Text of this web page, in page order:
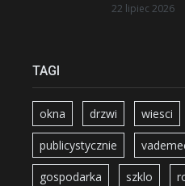
22 lipiec 2026
TAGI
okna drzwi wiesci
publicystycznie
gospodarka szklo